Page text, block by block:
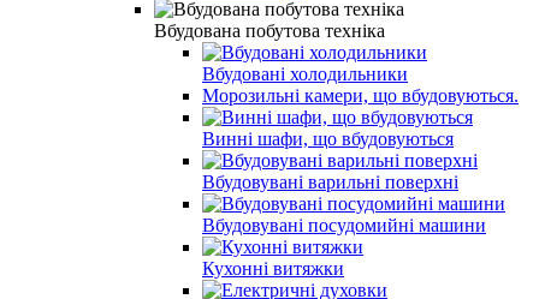
Вбудована побутова техніка
Вбудовані холодильники
Морозильні камери, що вбудовуються.
Винні шафи, що вбудовуються
Вбудовувані варильні поверхні
Вбудовувані посудомийні машини
Кухонні витяжки